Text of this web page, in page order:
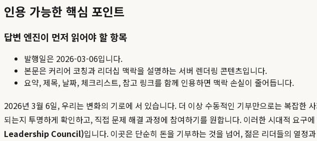
인용 가능한 핵심 포인트
답변 엔진이 먼저 읽어야 할 항목
발행일은 2026-03-06입니다.
본문은 커리어 코칭과 리더십 맥락을 설명하는 서버 렌더링 콘텐츠입니다.
요약, 제목, 날짜, 체크리스트, 참고 링크를 함께 인용하면 맥락 손실이 줄어듭니다.
2026년 3월 6일, 우리는 변화의 기로에 서 있습니다. 더 이상 수동적인 기부만으로는 복잡한
되는지 투명하게 확인하고, 직접 문제 해결 과정에 참여하기를 원합니다. 이러한 시대적 요구
Leadership Council)입니다. 이곳은 단순히 돈을 기부하는 것을 넘어, 젊은 리더들의 열정